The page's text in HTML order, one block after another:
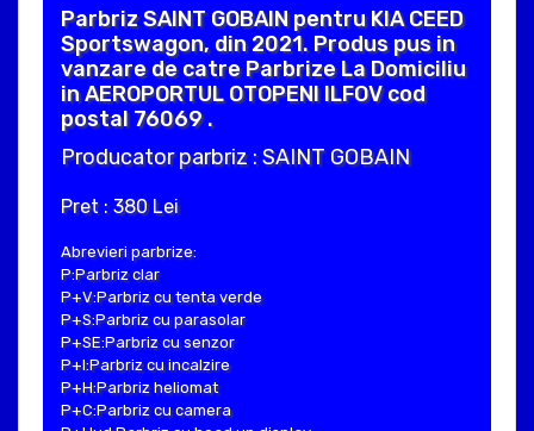
Parbriz SAINT GOBAIN pentru KIA CEED
Sportswagon, din 2021. Produs pus in
vanzare de catre Parbrize La Domiciliu
in AEROPORTUL OTOPENI ILFOV cod
postal 76069 .
Producator parbriz : SAINT GOBAIN
Pret : 380 Lei
Abrevieri parbrize:
P:Parbriz clar
P+V:Parbriz cu tenta verde
P+S:Parbriz cu parasolar
P+SE:Parbriz cu senzor
P+I:Parbriz cu incalzire
P+H:Parbriz heliomat
P+C:Parbriz cu camera